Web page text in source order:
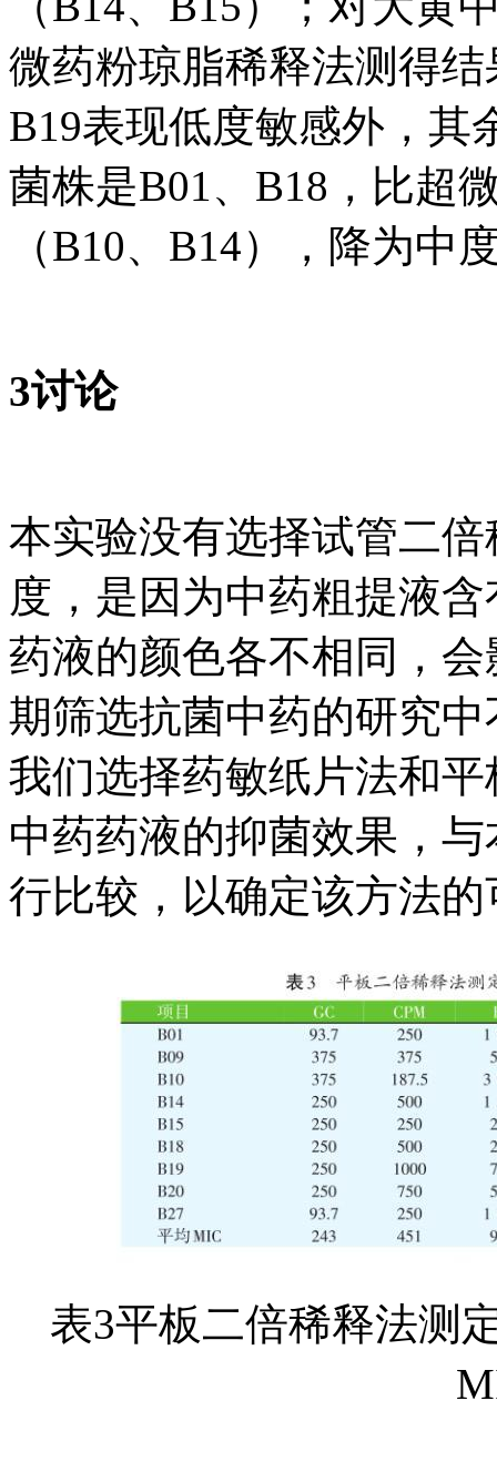
微药粉琼脂稀释法测得
B19表现低度敏感外，其
菌株是B01、B18，比超
（B10、B14），降为中
3讨论
本实验没有选择试管二
度，是因为中药粗提液
药液的颜色各不相同，
期筛选抗菌中药的研究
我们选择药敏纸片法和
中药药液的抑菌效果，
行比较，以确定该方法
表3平板二倍稀释法测